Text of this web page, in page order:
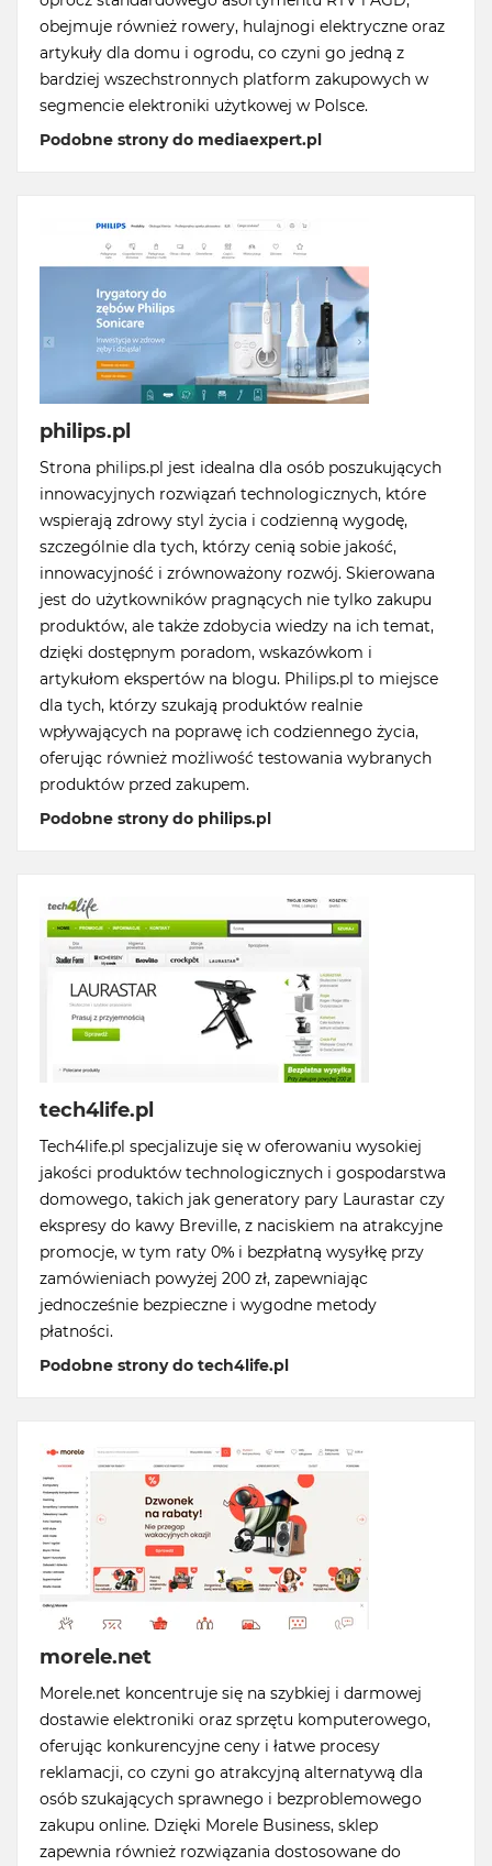
obejmuje również rowery, hulajnogi elektryczne oraz
artykuły dla domu i ogrodu, co czyni go jedną z
bardziej wszechstronnych platform zakupowych w
segmencie elektroniki użytkowej w Polsce.
Podobne strony do mediaexpert.pl
philips.pl
Strona philips.pl jest idealna dla osób poszukujących
innowacyjnych rozwiązań technologicznych, które
wspierają zdrowy styl życia i codzienną wygodę,
szczególnie dla tych, którzy cenią sobie jakość,
innowacyjność i zrównoważony rozwój. Skierowana
jest do użytkowników pragnących nie tylko zakupu
produktów, ale także zdobycia wiedzy na ich temat,
dzięki dostępnym poradom, wskazówkom i
artykułom ekspertów na blogu. Philips.pl to miejsce
dla tych, którzy szukają produktów realnie
wpływających na poprawę ich codziennego życia,
oferując również możliwość testowania wybranych
produktów przed zakupem.
Podobne strony do philips.pl
tech4life.pl
Tech4life.pl specjalizuje się w oferowaniu wysokiej
jakości produktów technologicznych i gospodarstwa
domowego, takich jak generatory pary Laurastar czy
ekspresy do kawy Breville, z naciskiem na atrakcyjne
promocje, w tym raty 0% i bezpłatną wysyłkę przy
zamówieniach powyżej 200 zł, zapewniając
jednocześnie bezpieczne i wygodne metody
płatności.
Podobne strony do tech4life.pl
morele.net
Morele.net koncentruje się na szybkiej i darmowej
dostawie elektroniki oraz sprzętu komputerowego,
oferując konkurencyjne ceny i łatwe procesy
reklamacji, co czyni go atrakcyjną alternatywą dla
osób szukających sprawnego i bezproblemowego
zakupu online. Dzięki Morele Business, sklep
zapewnia również rozwiązania dostosowane do